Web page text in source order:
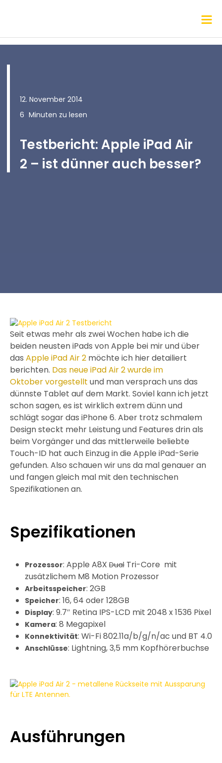
12. November 2014
6 Minuten zu lesen
Testbericht: Apple iPad Air
2 – ist dünner auch besser?
Seit etwas mehr als zwei Wochen habe ich die
beiden neusten iPads von Apple bei mir und über
das Apple iPad Air 2 möchte ich hier detailiert
berichten. Das neue iPad Air 2 wurde im
Oktober vorgestellt und man versprach uns das
dünnste Tablet auf dem Markt. Soviel kann ich jetzt
schon sagen, es ist wirklich extrem dünn und
schlägt sogar das iPhone 6. Aber trotz schmalem
Design steckt mehr Leistung und Features drin als
beim Vorgänger und das mittlerweile beliebte
Touch-ID hat auch Einzug in die Apple iPad-Serie
gefunden. Also schauen wir uns da mal genauer an
und fangen gleich mal mit den technischen
Spezifikationen an.
Spezifikationen
Prozessor: Apple A8X Dual Tri-Core mit
zusätzlichem M8 Motion Prozessor
Arbeitsspeicher: 2GB
Speicher: 16, 64 oder 128GB
Display: 9.7″ Retina IPS-LCD mit 2048 x 1536 Pixel
Kamera: 8 Megapixel
Konnektivität: Wi-Fi 802.11a/b/g/n/ac und BT 4.0
Anschlüsse: Lightning, 3,5 mm Kopfhörerbuchse
Ausführungen